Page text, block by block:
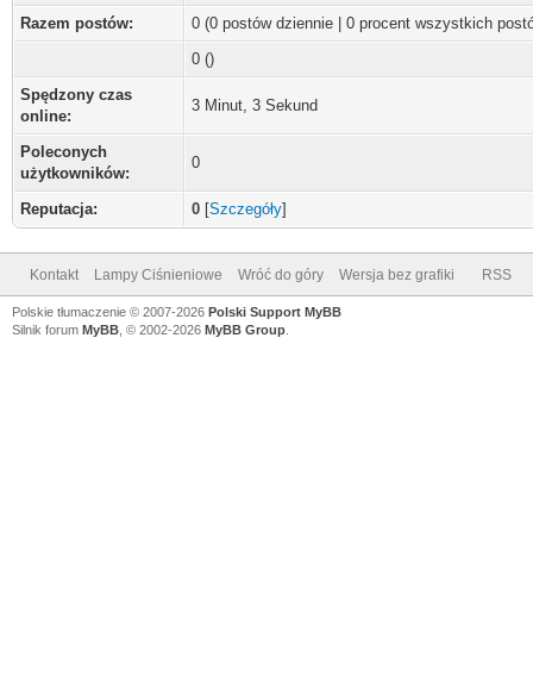
Razem postów:
0 (0 postów dziennie | 0 procent wszystkich
0 ()
Spędzony czas
online:
3 Minut, 3 Sekund
Poleconych
użytkowników:
0
Reputacja: 0 [Szczegóły]
Kontakt Lampy Ciśnieniowe Wróć do góry Wersja bez grafiki RSS
Polskie tłumaczenie © 2007-2026 Polski Support MyBB
Silnik forum MyBB , © 2002-2026 MyBB Group